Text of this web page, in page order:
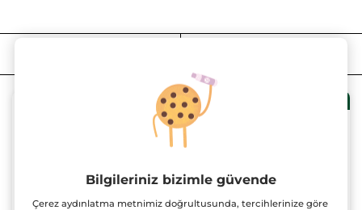
2 al 1 öde!
Bilgileriniz bizimle güvende
Çerez aydınlatma metnimiz doğrultusunda, tercihlerinize göre